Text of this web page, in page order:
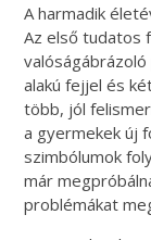
A harmadik
Az első tudatos
alakú fejjel és
több, jól
a gyermekek új
szimbólumok
már
problémákat